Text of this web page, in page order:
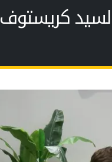
كريستوف